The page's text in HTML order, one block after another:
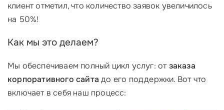
клиент отметил, что количество заявок увеличилось
на 50%!
Как мы это делаем?
Мы обеспечиваем полный цикл услуг: отзаказа
корпоративного сайта до его поддержки. Вот что
включает в себя наш процесс: